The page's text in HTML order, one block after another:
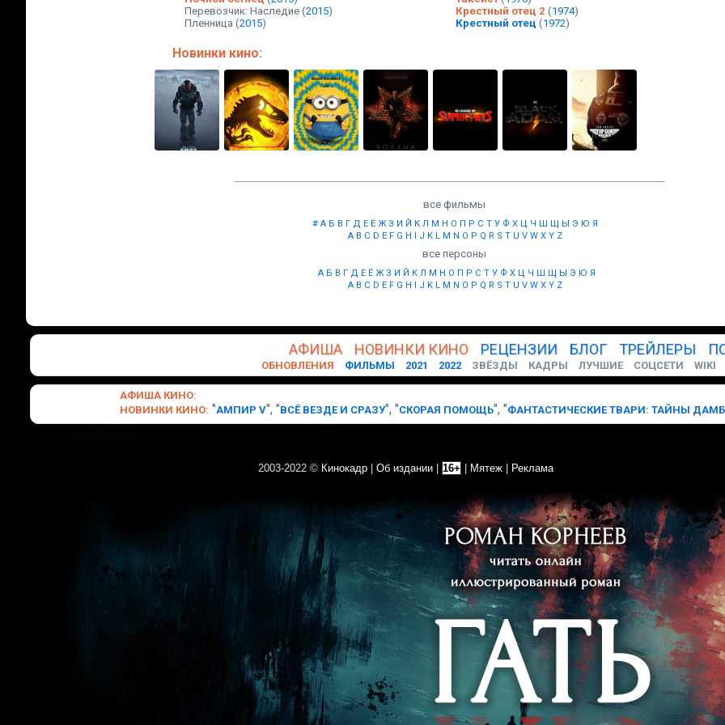
Перевозчик: Наследие(2015)
Пленница (2015)
Крестный отец 2 (1974)
Крестный отец (1972)
Новинки кино:
все фильмы
# А Б В Г Д Е Ё Ж З И Й К Л М Н О П Р С Т У Ф Х Ц Ч Ш Щ Ы Э Ю Я
A B C D E F G H I J K L M N O P Q R S T U V W X Y Z
все персоны
А Б В Г Д Е Ё Ж З И Й К Л М Н О П Р С Т У Ф Х Ц Ч Ш Щ Ы Э Ю Я
A B C D E F G H I J K L M N O P Q R S T U V W X Y Z
АФИША НОВИНКИ КИНО РЕЦЕНЗИИ БЛОГ ТРЕЙЛЕРЫ
ОБНОВЛЕНИЯ ФИЛЬМЫ 2021 2022 ЗВЁЗДЫ КАДРЫ ЛУЧШИЕ СОЦСЕТИ WIKI
АФИША КИНО:
НОВИНКИ КИНО: "АМПИР V", "ВСЁ ВЕЗДЕ И СРАЗУ", "СКОРАЯ ПОМОЩЬ", "ФАНТАСТИЧЕСКИЕ ТВАРИ: ТАЙНЫ
2003-2022 © Кинокадр Об издании 16+ Мятеж Реклама